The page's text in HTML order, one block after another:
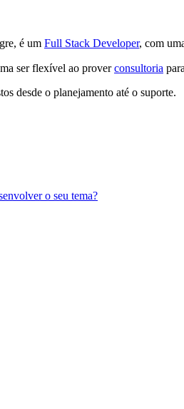
é um Full Stack Developer, com
ser flexível ao proverconsultoria
desde o planejamento até o suporte.
o seu tema?